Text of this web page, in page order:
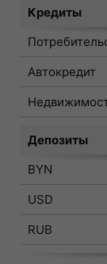
Кредиты
Автокредит
Депозиты
BYN
USD
RUB